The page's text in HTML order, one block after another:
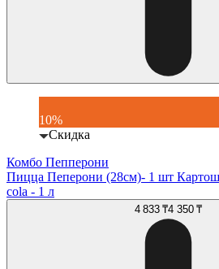
10%
Скидка
Комбо Пепперони
Пицца Пеперони (28см)- 1 шт
cola - 1 л
4 833 ₸4 350 ₸